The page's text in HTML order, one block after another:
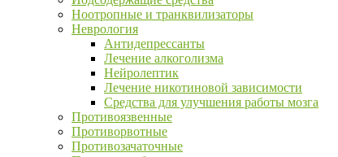
Ноотропные и транквилизаторы
Неврология
Антидепрессанты
Лечение алкоголизма
Нейролептик
Лечение никотиновой зависимости
Средства для улучшения работы мозга
Противоязвенные
Противорвотные
Противозачаточные